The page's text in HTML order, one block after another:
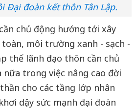
Đại đoàn kết thôn Tân Lập.
chủ động hướng tới xây
môi trường xanh - sạch -
thể lãnh đạo thôn cần chủ
nữa trong việc nâng cao đời
cho các tầng lớp nhân
dậy sức mạnh đại đoàn